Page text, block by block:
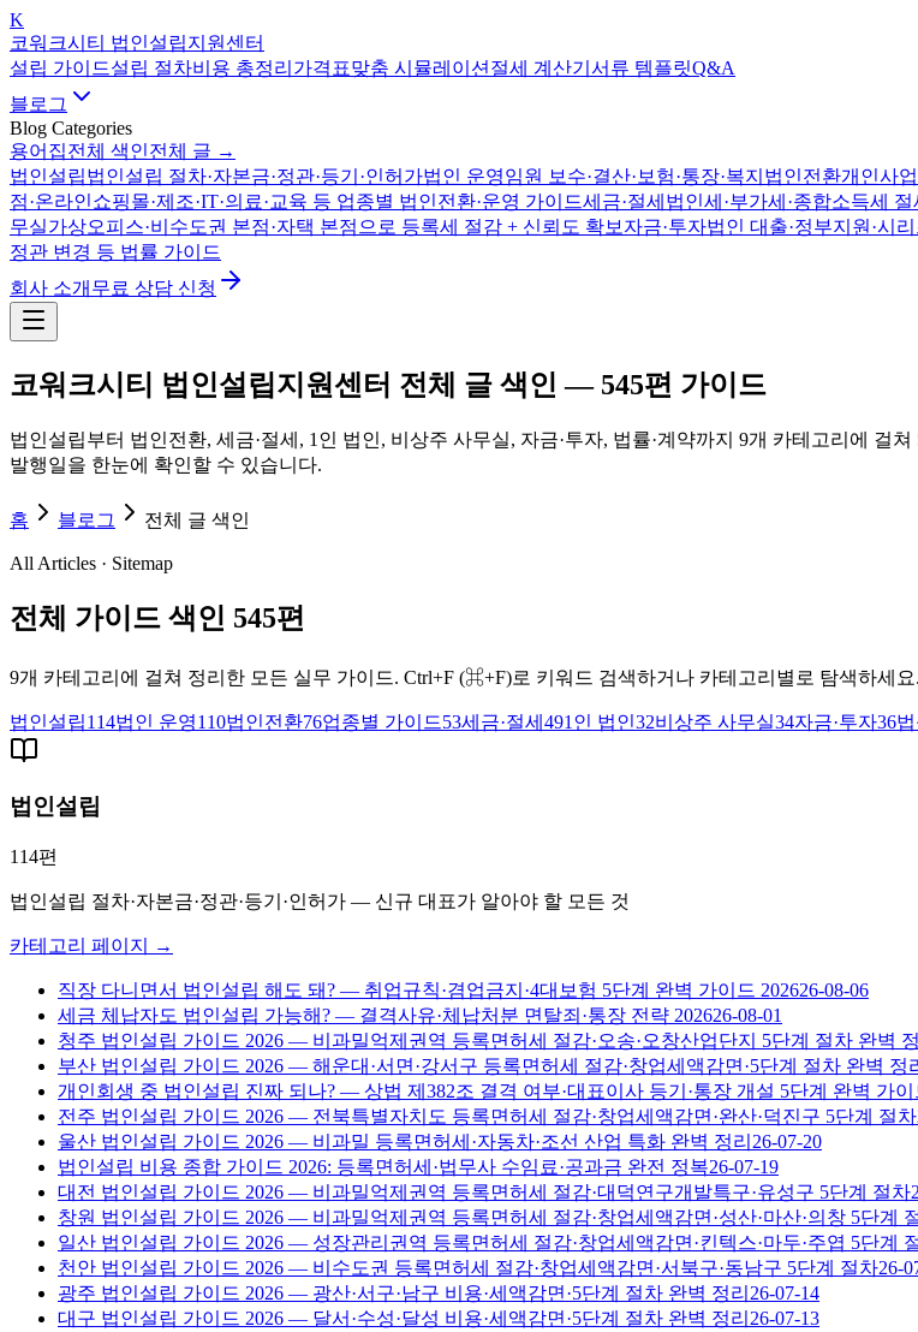
K
코워크시티 법인설립지원센터
설립 가이드설립 절차비용 총정리 가격표맞춤 시뮬레이션 절세 계산기 서류 템플릿Q&A
블로그
Blog Categories
용어집전체 색인전체 글 →
법인설립법인설립 절차·자본금·정관·등기·인허가법인 운영임원 보수·결산·보험·통장·복지 법인전환개인사
점·온라인쇼핑몰·제조·IT·의료·교육 등 업종별 법인전환·운영 가이드세금·절세 법인세·부가세·종합소득세
무실가상오피스·비수도권 본점·자택 본점으로 등록세 절감 + 신뢰도 확보 자금·투자법인 대출·정부지원·시
정관 변경 등 법률 가이드
회사 소개 무료 상담 신청
코워크시티 법인설립지원센터 전체 글 색인 — 545편 가이드
법인설립부터 법인전환, 세금·절세, 1인 법인, 비상주 사무실, 자금·투자, 법률·계약까지 9개 카테고리에 걸쳐
발행일을 한눈에 확인할 수 있습니다.
홈 블로그 전체 글 색인
All Articles · Sitemap
전체 가이드 색인 545편
9개 카테고리에 걸쳐 정리한 모든 실무 가이드. Ctrl+F (⌘+F)로 키워드 검색하거나 카테고리별로 탐색하세요.
법인설립114법인 운영110법인전환76업종별 가이드53세금·절세 491인 법인32비상주 사무실34자금·투자36
법인설립
114편
법인설립 절차·자본금·정관·등기·인허가 — 신규 대표가 알아야 할 모든 것
카테고리 페이지 →
직장 다니면서 법인설립 해도 돼? — 취업규칙·겸업금지·4대보험 5단계 완벽 가이드 202626-08-06
세금 체납자도 법인설립 가능해? — 결격사유·체납처분 면탈죄·통장 전략 202626-08-01
청주 법인설립 가이드 2026 — 비과밀억제권역 등록면허세 절감·오송·오창산업단지 5단계 절차 완벽
부산 법인설립 가이드 2026 — 해운대·서면·강서구 등록면허세 절감·창업세액감면·5단계 절차 완벽 정
개인회생 중 법인설립 진짜 되나? — 상법 제382조 결격 여부·대표이사 등기·통장 개설 5단계 완벽 가이
전주 법인설립 가이드 2026 — 전북특별자치도 등록면허세 절감·창업세액감면·완산·덕진구 5단계 절차
울산 법인설립 가이드 2026 — 비과밀 등록면허세·자동차·조선 산업 특화 완벽 정리 26-07-20
법인설립 비용 종합 가이드 2026: 등록면허세·법무사 수임료·공과금 완전 정복26-07-19
대전 법인설립 가이드 2026 — 비과밀억제권역 등록면허세 절감·대덕연구개발특구·유성구 5단계 절차
창원 법인설립 가이드 2026 — 비과밀억제권역 등록면허세 절감·창업세액감면·성산·마산·의창 5단계
일산 법인설립 가이드 2026 — 성장관리권역 등록면허세 절감·창업세액감면·킨텍스·마두·주엽 5단계
천안 법인설립 가이드 2026 — 비수도권 등록면허세 절감·창업세액감면·서북구·동남구 5단계 절차26-
광주 법인설립 가이드 2026 — 광산·서구·남구 비용·세액감면·5단계 절차 완벽 정리 26-07-14
대구 법인설립 가이드 2026 — 달서·수성·달성 비용·세액감면·5단계 절차 완벽 정리 26-07-13